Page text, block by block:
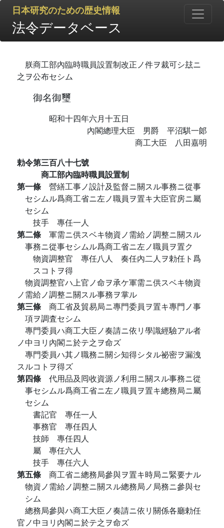
日本研究のための歴史情報
法令データベース
朕商工部內臨時職員設置制改正ノ件ヲ裁可シ玆ニ
之ヲ公布セシム
御名御璽
昭和十四年六月十五日
內閣總理大臣 男爵 平沼騏一郞
商工大臣 八田嘉明
勅令第三百八十七號
商工部內臨時職員設置制
第一條 營繕工事ノ設計及監督ニ關スル事務ニ從事
セシムル爲商工省ニ左ノ職員ヲ置キ大臣官房ニ屬
セシム
技手 專任一人
第二條 軍需ニ供スベキ物資ノ需給ノ調整ニ關スル
事務ニ從事セシムル爲商工省ニ左ノ職員ヲ置ク
物資調整官 專任八人 奏任內二人ヲ勅任ト爲
スコトヲ得
物資調整官ハ上官ノ命ヲ承ケ軍需ニ供スベキ物資
ノ需給ノ調整ニ關スル事務ヲ掌ル
第三條 商工省及貿易局ニ專門委員ヲ置キ專門ノ事
項ヲ調査セシム
專門委員ハ商工大臣ノ奏請ニ依リ學識經驗アル者
ノ中ヨリ內閣ニ於テ之ヲ命ズ
專門委員ハ其ノ職務ニ關シ知得シタル祕密ヲ漏洩
スルコトヲ得ズ
第四條 代用品及囘收資源ノ利用ニ關スル事務ニ從
事セシムル爲商工省ニ左ノ職員ヲ置キ總務局ニ屬
セシム
書記官 專任一人
事務官 專任四人
技師 專任四人
屬 專任六人
技手 專任六人
第五條 商工省ニ總務局參與ヲ置キ時局ニ緊要ナル
物資ノ需給ノ調整ニ關スル總務局ノ局務ニ參與セ
シム
總務局參與ハ商工大臣ノ奏請ニ依リ關係各廳勅任
官ノ中ヨリ內閣ニ於テ之ヲ命ズ